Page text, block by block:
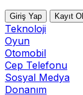
Giriş Yap Kayıt Ol
Teknoloji
Oyun
Otomobil
Cep Telefonu
Sosyal Medya
Donanım